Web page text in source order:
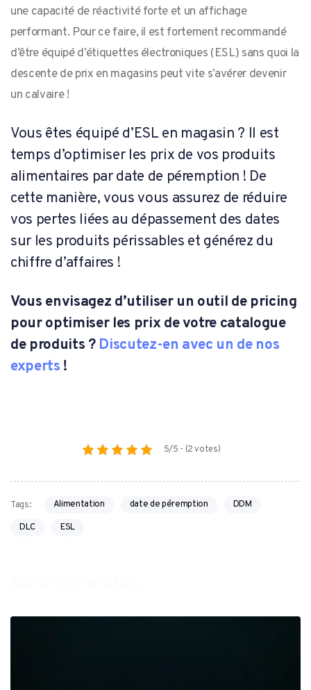
une capacité de réactivité forte et un affichage
performant. Pour ce faire, il est fortement recommandé
d’être équipé d’étiquettes électroniques (ESL) sans quoi la
descente de prix en magasins peut vite s’avérer devenir
un calvaire !
Vous êtes équipé d’ESL en magasin ? Il est
temps d’optimiser les prix de vos produits
alimentaires par date de péremption ! De
cette manière, vous vous assurez de réduire
vos pertes liées au dépassement des dates
sur les produits périssables et générez du
chiffre d’affaires !
Vous envisagez d’utiliser un outil de pricing
pour optimiser les prix de votre catalogue
de produits ? Discutez-en avec un de nos
experts !
5/5 - (2 votes)
Tags: Alimentation date de péremption DDM
DLC ESL